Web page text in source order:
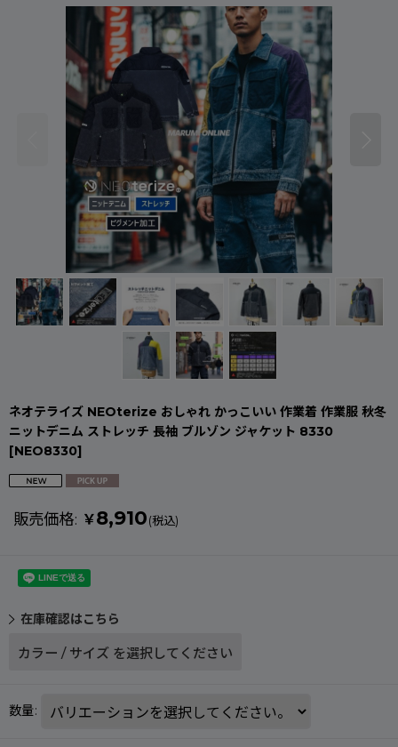
ネオテライズ NEOterize おしゃれ かっこいい 作業着 作業服 秋冬
ニットデニム ストレッチ 長袖 ブルゾン ジャケット 8330
[NEO8330]
販売価格: ￥8,910(税込)
在庫確認はこちら
カラー / サイズ を選択してください
数量: